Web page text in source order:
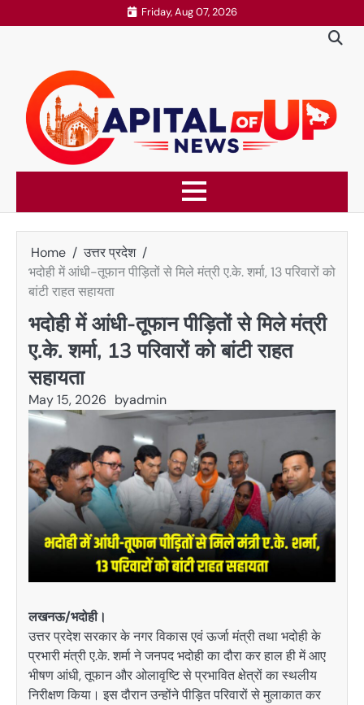
to
Friday, Aug 07, 2026
Home
उत्तर प्रदेश
भदोही में आंधी-तूफान पीड़ितों से मिले मंत्री ए.के. शर्मा, 13 परिवारों को
बांटी राहत सहायता
भदोही में आंधी-तूफान पीड़ितों से मिले मंत्री
ए.के. शर्मा, 13 परिवारों को बांटी राहत
सहायता
May 15, 2026 byadmin
लखनऊ/भदोही।
उत्तर प्रदेश सरकार के नगर विकास एवं ऊर्जा मंत्री तथा भदोही के
प्रभारी मंत्री ए.के. शर्मा ने जनपद भदोही का दौरा कर हाल ही में आए
भीषण आंधी, तूफान और ओलावृष्टि से प्रभावित क्षेत्रों का स्थलीय
निरीक्षण किया। इस दौरान उन्होंने पीड़ित परिवारों से मुलाकात कर